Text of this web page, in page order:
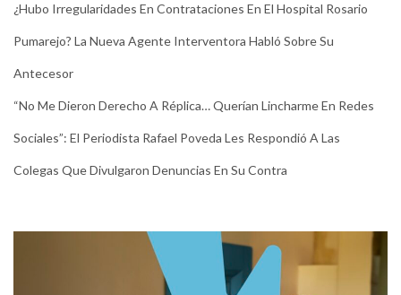
¿Hubo Irregularidades En Contrataciones En El Hospital Rosario
Pumarejo? La Nueva Agente Interventora Habló Sobre Su
Antecesor
“No Me Dieron Derecho A Réplica… Querían Lincharme En Redes
Sociales”: El Periodista Rafael Poveda Les Respondió A Las
Colegas Que Divulgaron Denuncias En Su Contra